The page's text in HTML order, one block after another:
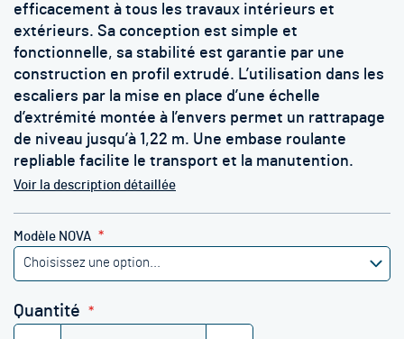
efficacement à tous les travaux intérieurs et
extérieurs. Sa conception est simple et
fonctionnelle, sa stabilité est garantie par une
construction en profil extrudé. L’utilisation dans les
escaliers par la mise en place d’une échelle
d’extrémité montée à l’envers permet un rattrapage
de niveau jusqu’à 1,22 m. Une embase roulante
repliable facilite le transport et la manutention.
Voir la description détaillée
Modèle NOVA
Quantité